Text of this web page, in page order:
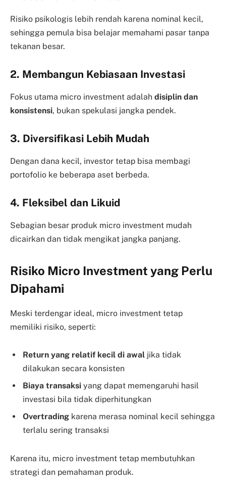
Risiko psikologis lebih rendah karena nominal kecil,
sehingga pemula bisa belajar memahami pasar tanpa
tekanan besar.
2. Membangun Kebiasaan Investasi
Fokus utama micro investment adalah disiplin dan
konsistensi, bukan spekulasi jangka pendek.
3. Diversifikasi Lebih Mudah
Dengan dana kecil, investor tetap bisa membagi
portofolio ke beberapa aset berbeda.
4. Fleksibel dan Likuid
Sebagian besar produk micro investment mudah
dicairkan dan tidak mengikat jangka panjang.
Risiko Micro Investment yang Perlu
Dipahami
Meski terdengar ideal, micro investment tetap
memiliki risiko, seperti:
Return yang relatif kecil di awal jika tidak
dilakukan secara konsisten
Biaya transaksi yang dapat memengaruhi hasil
investasi bila tidak diperhitungkan
Overtrading karena merasa nominal kecil sehingga
terlalu sering transaksi
Karena itu, micro investment tetap membutuhkan
strategi dan pemahaman produk.